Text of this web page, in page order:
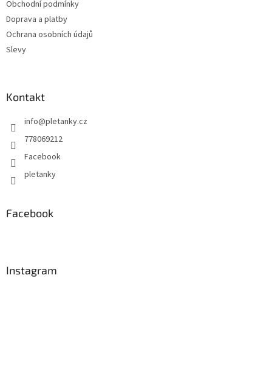
Obchodní podmínky
Doprava a platby
Ochrana osobních údajů
Slevy
Kontakt
info@pletanky.cz
778069212
Facebook
pletanky
Facebook
Instagram